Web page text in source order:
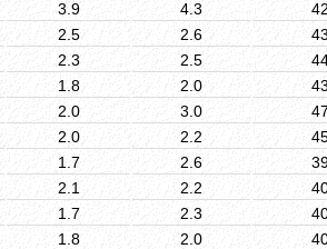
3.9 4.3
2.5 2.6
2.3 2.5
1.8 2.0
2.0 3.0
2.0 2.2
1.7 2.6
2.1 2.2
1.7 2.3
1.8 2.0